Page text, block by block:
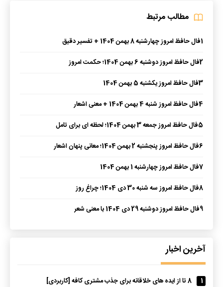
مطالب مرتبط
1فال حافظ امروز چهارشنبه 8 بهمن 1404 + تفسیر دقیق
2فال حافظ امروز دوشنبه 6 بهمن 1404؛ حکمت امروز
3فال حافظ امروز یکشنبه 5 بهمن 1404
4فال حافظ امروز شنبه 4 بهمن 1404 + معنی اشعار
5فال حافظ امروز جمعه 3 بهمن 1404؛ لحظه ای برای تامل
6فال حافظ امروز پنجشنبه 2 بهمن 1404؛ معانی پنهان اشعار
7فال حافظ امروز چهارشنبه 1 بهمن 1404
8فال حافظ امروز سه شنبه 30 دی 1404؛ چراغ روز
9فال حافظ امروز دوشنبه 29 دی 1404 با معنی شعر
آخرین اخبار
1
8 تا از ایده های خلاقانه برای جذب مشتری کافه [کاربردی]